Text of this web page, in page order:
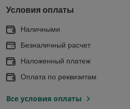
Условия оплаты
Наличными
Безналичный расчет
Наложенный платеж
Оплата по реквизитам
Все условия оплаты